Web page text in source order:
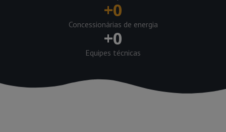
+0
Concessionárias de energia
+0
Equipes técnicas